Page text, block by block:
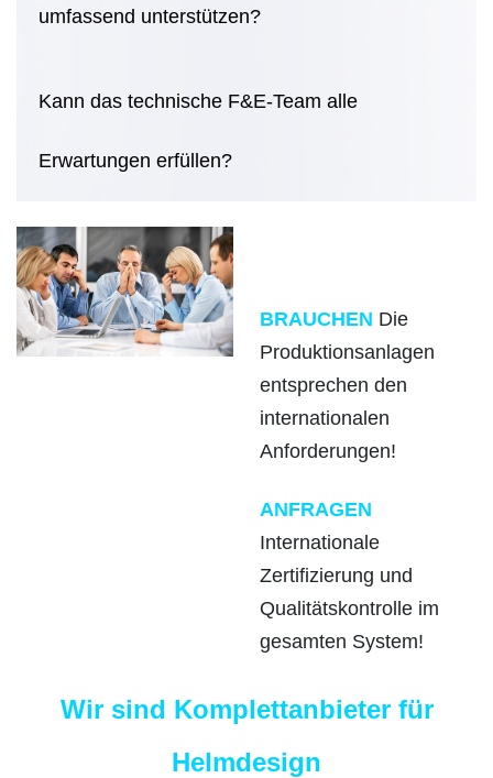
umfassend unterstützen?
Kann das technische F&E-Team alle
Erwartungen erfüllen?
BRAUCHEN Die
Produktionsanlagen
entsprechen den
internationalen
Anforderungen!
ANFRAGEN
Internationale
Zertifizierung und
Qualitätskontrolle im
gesamten System!
Wir sind Komplettanbieter für
Helmdesign